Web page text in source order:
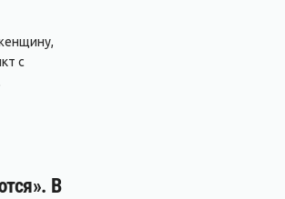
с
В